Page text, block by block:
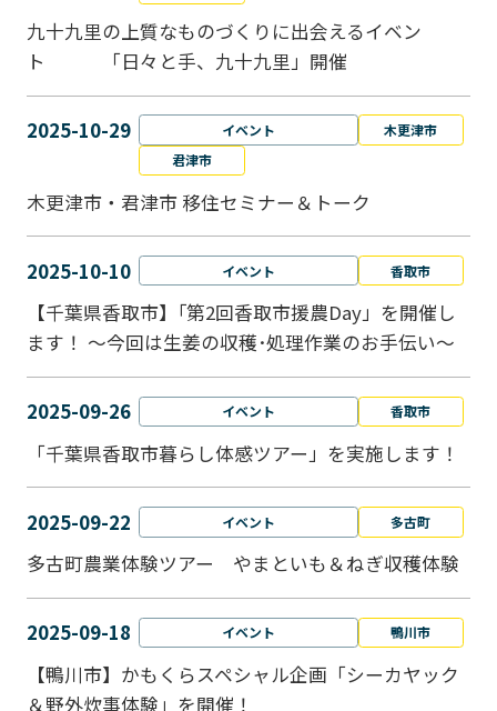
九十九里の上質なものづくりに出会えるイベン
ト 「日々と手、九十九里」開催
2025-10-29 イベント
木更津市
君津市
木更津市・君津市 移住セミナー＆トーク
2025-10-10 イベント 香取市
【千葉県香取市】｢第2回香取市援農Day」を開催し
ます！ ～今回は生姜の収穫･処理作業のお手伝い～
2025-09-26 イベント 香取市
「千葉県香取市暮らし体感ツアー」を実施します！
2025-09-22 イベント 多古町
多古町農業体験ツアー やまといも＆ねぎ収穫体験
2025-09-18 イベント 鴨川市
【鴨川市】かもくらスペシャル企画「シーカヤック
＆野外炊事体験」を開催！